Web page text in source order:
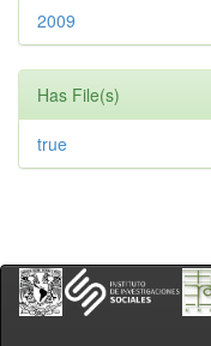
2009
Has File(s)
true